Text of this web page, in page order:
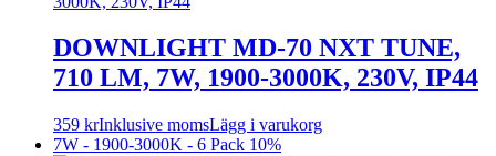
DOWNLIGHT MD-70 NXT TUNE,
710 LM, 7W, 1900-3000K, 230V, IP44
359 krInklusive momsLägg i varukorg
7W - 1900-3000K - 6 Pack 10%